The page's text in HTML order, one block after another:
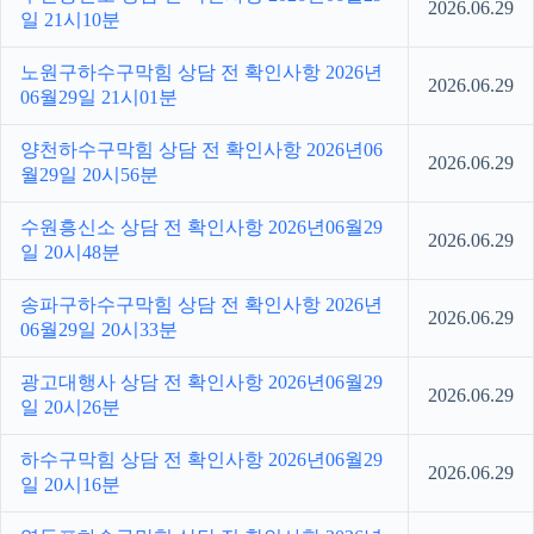
일 21시10분
2026.06.29
노원구하수구막힘 상담 전 확인사항 2026년
06월29일 21시01분
2026.06.29
양천하수구막힘 상담 전 확인사항 2026년06
월29일 20시56분
2026.06.29
수원흥신소 상담 전 확인사항 2026년06월29
일 20시48분
2026.06.29
송파구하수구막힘 상담 전 확인사항 2026년
06월29일 20시33분
2026.06.29
광고대행사 상담 전 확인사항 2026년06월29
일 20시26분
2026.06.29
하수구막힘 상담 전 확인사항 2026년06월29
일 20시16분
2026.06.29